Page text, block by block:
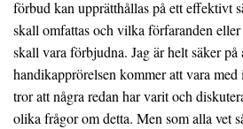
förbud kan upprätthållas på ett effektivt
skall omfattas och vilka förfaranden
skall vara förbjudna. Jag är helt säker
handikapprörelsen kommer att vara
tror att några redan har varit och
olika frågor om detta. Men som alla vet